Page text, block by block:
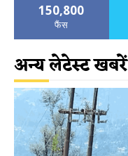
150,800
फैंस
अन्य लेटेस्ट खबरें